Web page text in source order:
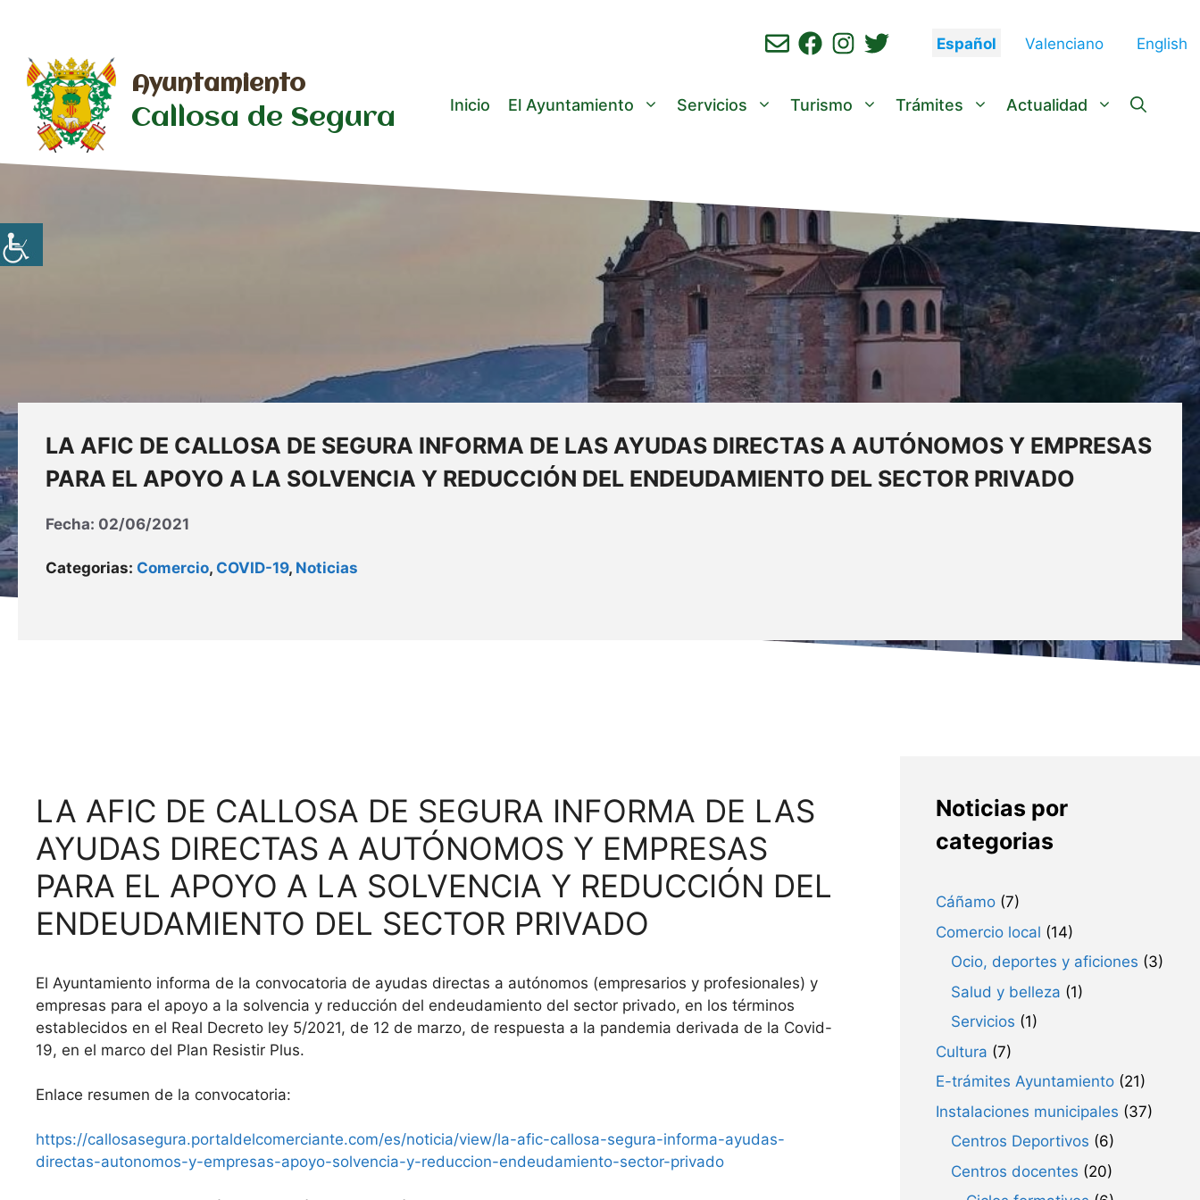
contenido
Español Valenciano English
Ayuntamiento
Callosa de Segura Inicio El Ayuntamiento Servicios Turismo Trámites Actualidad
LA AFIC DE CALLOSA DE SEGURA INFORMA DE LAS AYUDAS DIRECTAS A AUTÓNOMOS Y EMPRESAS
PARA EL APOYO A LA SOLVENCIA Y REDUCCIÓN DEL ENDEUDAMIENTO DEL SECTOR PRIVADO
Fecha: 02/06/2021
Categorias: Comercio, COVID-19, Noticias
LA AFIC DE CALLOSA DE SEGURA INFORMA DE LAS
AYUDAS DIRECTAS A AUTÓNOMOS Y EMPRESAS
PARA EL APOYO A LA SOLVENCIA Y REDUCCIÓN DEL
ENDEUDAMIENTO DEL SECTOR PRIVADO
El Ayuntamiento informa de la convocatoria de ayudas directas a autónomos (empresarios y profesionales) y
empresas para el apoyo a la solvencia y reducción del endeudamiento del sector privado, en los términos
establecidos en el Real Decreto ley 5/2021, de 12 de marzo, de respuesta a la pandemia derivada de la Covid-
19, en el marco del Plan Resistir Plus.
Enlace resumen de la convocatoria:
https://callosasegura.portaldelcomerciante.com/es/noticia/view/la-afic-callosa-segura-informa-ayudas-
directas-autonomos-y-empresas-apoyo-solvencia-y-reduccion-endeudamiento-sector-privado
Noticias por
categorias
Cáñamo (7)
Comercio local (14)
Ocio, deportes y aficiones (3)
Salud y belleza (1)
Servicios (1)
Cultura (7)
E-trámites Ayuntamiento (21)
Instalaciones municipales (37)
Centros Deportivos (6)
Centros docentes (20)